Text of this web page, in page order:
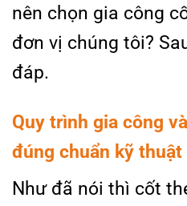
nên chọn gia công
đơn vị chúng tôi?
đáp.
Quy trình gia công
đúng chuẩn kỹ thuật
Như đã nói thì cốt